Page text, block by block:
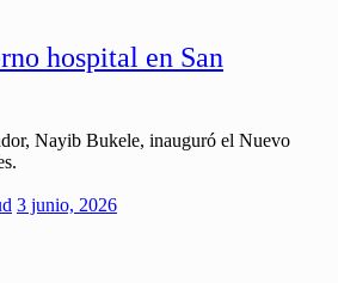
hospital en San
Nayib Bukele, inauguró el Nuevo
3 junio, 2026